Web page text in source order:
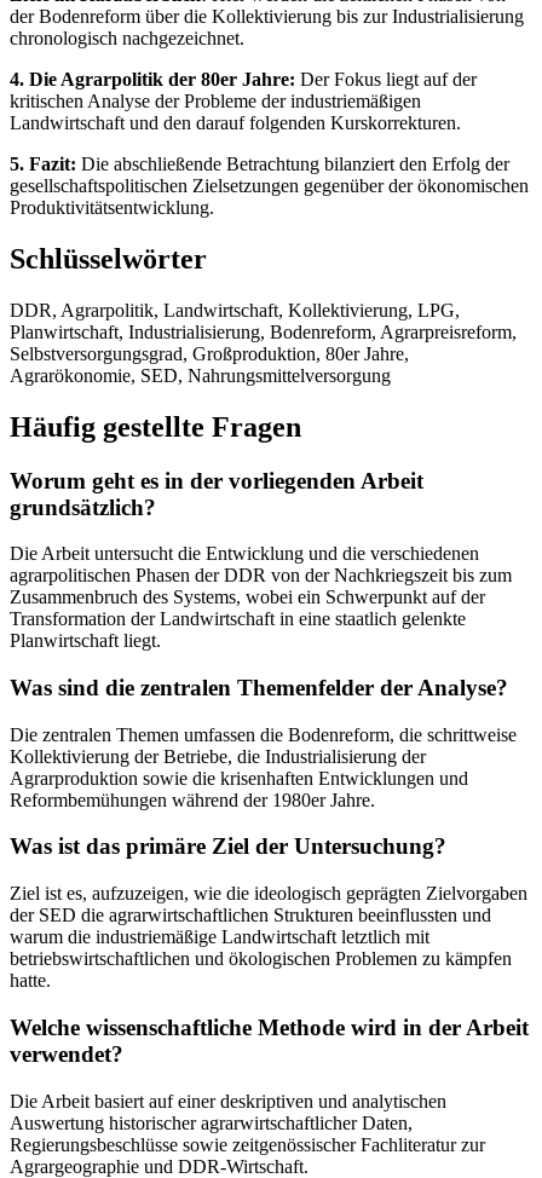
der Bodenreform über die Kollektivierung bis zur Industrialisierung
chronologisch nachgezeichnet.
4. Die Agrarpolitik der 80er Jahre: Der Fokus liegt auf der
kritischen Analyse der Probleme der industriemäßigen
Landwirtschaft und den darauf folgenden Kurskorrekturen.
5. Fazit: Die abschließende Betrachtung bilanziert den Erfolg der
gesellschaftspolitischen Zielsetzungen gegenüber der ökonomischen
Produktivitätsentwicklung.
Schlüsselwörter
DDR, Agrarpolitik, Landwirtschaft, Kollektivierung, LPG,
Planwirtschaft, Industrialisierung, Bodenreform, Agrarpreisreform,
Selbstversorgungsgrad, Großproduktion, 80er Jahre,
Agrarökonomie, SED, Nahrungsmittelversorgung
Häufig gestellte Fragen
Worum geht es in der vorliegenden Arbeit
grundsätzlich?
Die Arbeit untersucht die Entwicklung und die verschiedenen
agrarpolitischen Phasen der DDR von der Nachkriegszeit bis zum
Zusammenbruch des Systems, wobei ein Schwerpunkt auf der
Transformation der Landwirtschaft in eine staatlich gelenkte
Planwirtschaft liegt.
Was sind die zentralen Themenfelder der Analyse?
Die zentralen Themen umfassen die Bodenreform, die schrittweise
Kollektivierung der Betriebe, die Industrialisierung der
Agrarproduktion sowie die krisenhaften Entwicklungen und
Reformbemühungen während der 1980er Jahre.
Was ist das primäre Ziel der Untersuchung?
Ziel ist es, aufzuzeigen, wie die ideologisch geprägten Zielvorgaben
der SED die agrarwirtschaftlichen Strukturen beeinflussten und
warum die industriemäßige Landwirtschaft letztlich mit
betriebswirtschaftlichen und ökologischen Problemen zu kämpfen
hatte.
Welche wissenschaftliche Methode wird in der Arbeit
verwendet?
Die Arbeit basiert auf einer deskriptiven und analytischen
Auswertung historischer agrarwirtschaftlicher Daten,
Regierungsbeschlüsse sowie zeitgenössischer Fachliteratur zur
Agrargeographie und DDR-Wirtschaft.